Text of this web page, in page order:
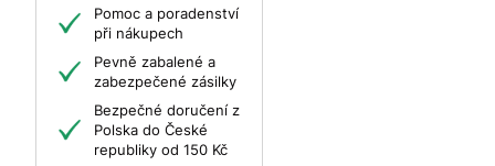
Pomoc a poradenství
při nákupech
Pevně zabalené a
zabezpečené zásilky
Bezpečné doručení z
Polska do České
republiky od 150 Kč